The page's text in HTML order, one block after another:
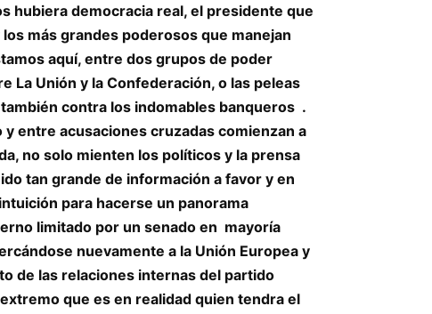
hubiera democracia real, el presidente que
más grandes poderosos que manejan
aquí, entre dos grupos de poder
La Unión y la Confederación, o las peleas
contra los indomables banqueros .
entre acusaciones cruzadas comienzan a
no solo mienten los políticos y la prensa
tan grande de información a favor y en
para hacerse un panorama
limitado por un senado en mayoría
nuevamente a la Unión Europea y
de las relaciones internas del partido
que es en realidad quien tendra el